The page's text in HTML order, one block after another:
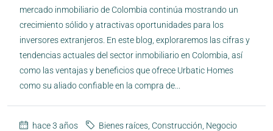
mercado inmobiliario de Colombia continúa mostrando un
crecimiento sólido y atractivas oportunidades para los
inversores extranjeros. En este blog, exploraremos las cifras y
tendencias actuales del sector inmobiliario en Colombia, así
como las ventajas y beneficios que ofrece Urbatic Homes
como su aliado confiable en la compra de...
hace 3 años Bienes raíces Construcción Negocio